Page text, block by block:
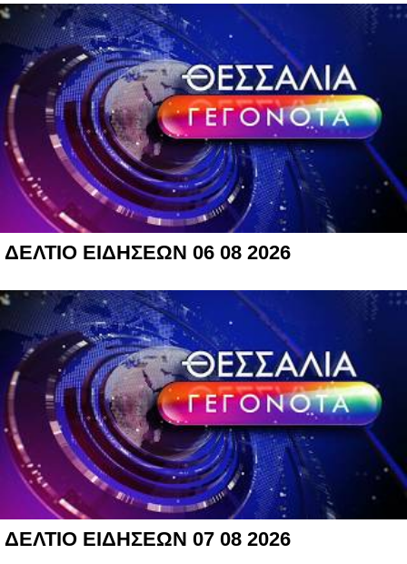
ΔΕΛΤΙΟ ΕΙΔΗΣΕΩΝ 06 08 2026
ΔΕΛΤΙΟ ΕΙΔΗΣΕΩΝ 07 08 2026